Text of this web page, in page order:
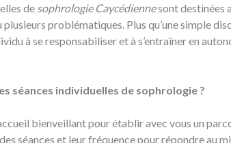
de sophrologie Caycédiennesont destinées
plusieurs problématiques. Plus qu’une simple
à se responsabiliser et à s’entraîner en
séances individuelles de sophrologie ?
bienveillant pour établir avec vous un
séances et leur fréquence pour répondre au